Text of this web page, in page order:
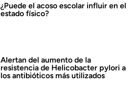
¿Puede el acoso escolar influir en el
estado físico?
Alertan del aumento de la
resistencia de Helicobacter pylori a
los antibióticos más utilizados